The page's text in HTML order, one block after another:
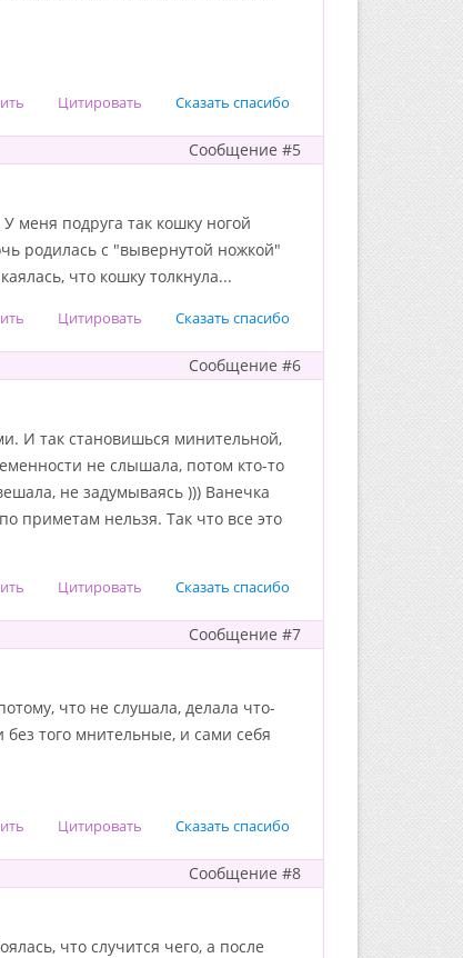
Сказать спасибо
Цитировать
Сообщение #5
меня подруга так кошку ногой
родилась с "вывернутой ножкой"
что кошку толкнула...
Сказать спасибо
Цитировать
Сообщение #6
И так становишься минительной,
не слышала, потом кто-то
не задумываясь ))) Ванечка
приметам нельзя. Так что все это
Сказать спасибо
Цитировать
Сообщение #7
что не слушала, делала что-
того мнительные, и сами себя
Сказать спасибо
Цитировать
Сообщение #8
что случится чего, а после